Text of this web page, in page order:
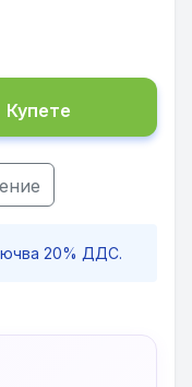
Купете
20% ДДС.